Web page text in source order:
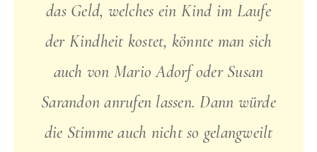
das Geld, welches ein Kind im Laufe
der Kindheit kostet, könnte man sich
auch von Mario Adorf oder Susan
Sarandon anrufen lassen. Dann würde
die Stimme auch nicht so gelangweilt